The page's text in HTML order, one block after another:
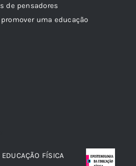
de pensadores
uma educação
FÍSICA